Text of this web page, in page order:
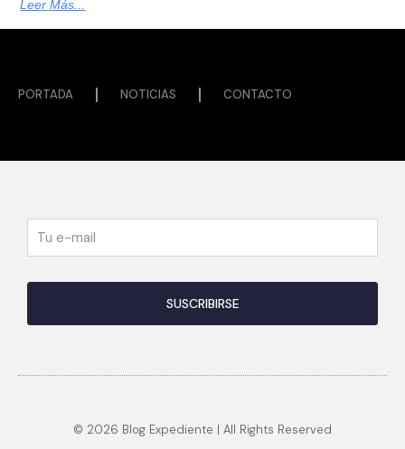
Leer Más...
PORTADA NOTICIAS CONTACTO
© 2026 Blog Expediente | All Rights Reserved